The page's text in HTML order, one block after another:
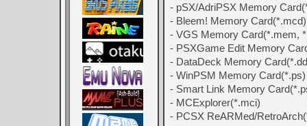
- pSX/AdriPSX Memory
- Bleem! Memory Card(*.mcd)
- VGS Memory Card(*.mem,
- PSXGame Edit Memory
- DataDeck Memory
- WinPSM Memory Card(*.ps)
- Smart Link Memory
- MCExplorer(*.mci)
- PCSX ReARMed/